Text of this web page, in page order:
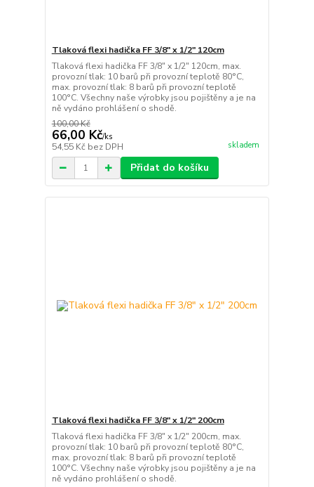
Tlaková flexi hadička FF 3/8" x 1/2" 120cm
Tlaková flexi hadička FF 3/8" x 1/2" 120cm, max.
provozní tlak: 10 barů při provozní teplotě 80°C,
max. provozní tlak: 8 barů při provozní teplotě
100°C. Všechny naše výrobky jsou pojištěny a je na
ně vydáno prohlášení o shodě.
100,00 Kč
66,00 Kč/ks
54,55 Kč bez DPH skladem
Přidat do košíku
Tlaková flexi hadička FF 3/8" x 1/2" 200cm
Tlaková flexi hadička FF 3/8" x 1/2" 200cm, max.
provozní tlak: 10 barů při provozní teplotě 80°C,
max. provozní tlak: 8 barů při provozní teplotě
100°C. Všechny naše výrobky jsou pojištěny a je na
ně vydáno prohlášení o shodě.